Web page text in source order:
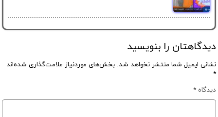
دیدگاهتان را بنویسید
نشانی ایمیل شما منتشر نخواهد شد. بخش‌های موردنیاز علامت‌گذاری شده‌اند
*
دیدگاه*